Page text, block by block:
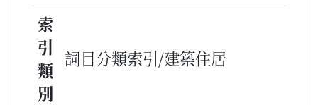
索
引
類
別
詞目分類索引/建築住居